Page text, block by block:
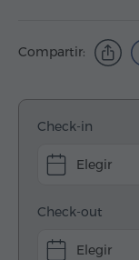
Compartir:
Check-in
Elegir
Check-out
Elegir